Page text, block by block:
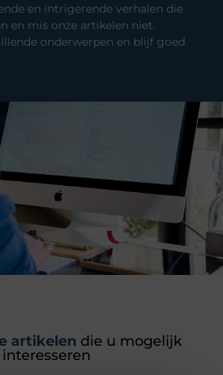
en intrigerende verhalen die
en mis onze artikelen niet.
onderwerpen en blijf goed
artikelen die u mogelijk
interesseren